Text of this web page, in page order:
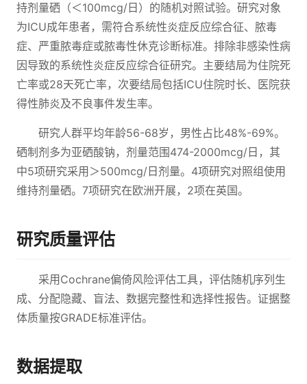
持剂量硒（＜100mcg/日）的随机对照试验。研究对象
为ICU成年患者，需符合系统性炎症反应综合征、脓毒
症、严重脓毒症或脓毒性休克诊断标准。排除非感染性病
因导致的系统性炎症反应综合征研究。主要结局为住院死
亡率或28天死亡率，次要结局包括ICU住院时长、医院获
得性肺炎及不良事件发生率。
研究人群平均年龄56-68岁，男性占比48%-69%。
硒制剂多为亚硒酸钠，剂量范围474-2000mcg/日，其
中5项研究采用＞500mcg/日剂量。4项研究对照组使用
维持剂量硒。7项研究在欧洲开展，2项在英国。
研究质量评估
采用Cochrane偏倚风险评估工具，评估随机序列生
成、分配隐藏、盲法、数据完整性和选择性报告。证据整
体质量按GRADE标准评估。
数据提取